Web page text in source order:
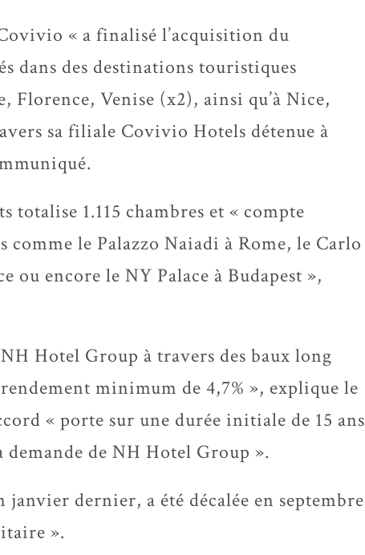
« a finalisé l’acquisition du
dans des destinations touristiques
Florence, Venise (x2), ainsi qu’à Nice,
sa filiale Covivio Hotels détenue à
totalise 1.115 chambres et « compte
comme le Palazzo Naiadi à Rome, le Carlo
ou encore le NY Palace à Budapest »,
Hotel Group à travers des baux long
minimum de 4,7% », explique le
« porte sur une durée initiale de 15 ans
demande de NH Hotel Group ».
dernier, a été décalée en septembre
».